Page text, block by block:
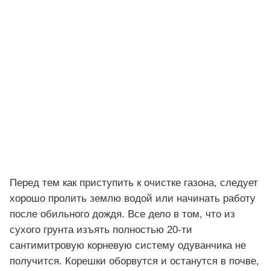
Перед тем как приступить к очистке газона, следует
хорошо пролить землю водой или начинать работу
после обильного дождя. Все дело в том, что из
сухого грунта изъять полностью 20-ти
сантимитровую корневую систему одуванчика не
получится. Корешки оборвутся и останутся в почве,